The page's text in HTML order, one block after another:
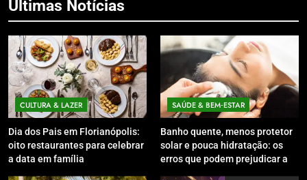
Últimas Notícias
CULTURA & LAZER
Dia dos Pais em Florianópolis:
oito restaurantes para celebrar
a data em família
SAÚDE & BEM‑ESTAR
Banho quente, menos protetor
solar e pouca hidratação: os
erros que podem prejudicar a